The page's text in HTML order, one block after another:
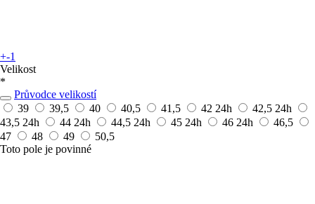
+-1
Velikost
*
Průvodce velikostí
39
39,5 40 40,5 41,5 42 24h 42,5 24h
43,5 24h 44 24h 44,5 24h 45 24h 46 24h
46,5
47
48 49
50,5
Toto pole je povinné